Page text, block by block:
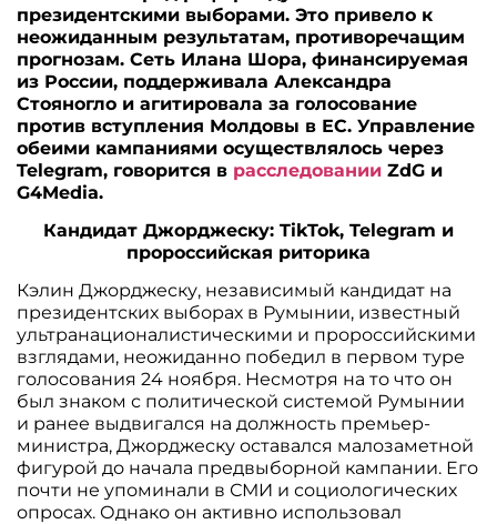
президентскими выборами. Это привело к
неожиданным результатам, противоречащим
прогнозам. Сеть Илана Шора, финансируемая
из России, поддерживала Александра
Стояногло и агитировала за голосование
против вступления Молдовы в ЕС. Управление
обеими кампаниями осуществлялось через
Telegram, говорится в расследовании ZdG и
G4Media.
Кандидат Джорджеску: TikTok, Telegram и
пророссийская риторика
Кэлин Джорджеску, независимый кандидат на
президентских выборах в Румынии, известный
ультранационалистическими и пророссийскими
взглядами, неожиданно победил в первом туре
голосования 24 ноября. Несмотря на то что он
был знаком с политической системой Румынии
и ранее выдвигался на должность премьер-
министра, Джорджеску оставался малозаметной
фигурой до начала предвыборной кампании. Его
почти не упоминали в СМИ и социологических
опросах. Однако он активно использовал